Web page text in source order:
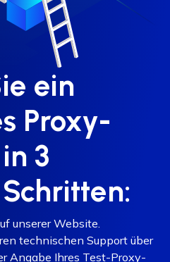
ein
Proxy-
3
unserer Website.
technischen Support über
Angabe Ihres Test-Proxy-